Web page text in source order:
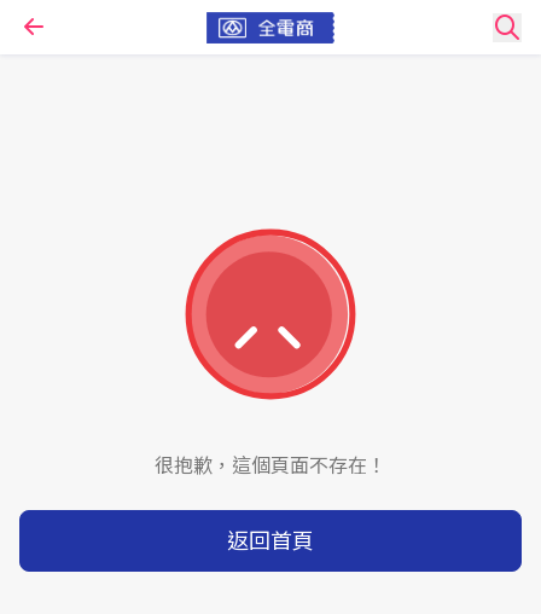
很抱歉，這個頁面不存在！
返回首頁